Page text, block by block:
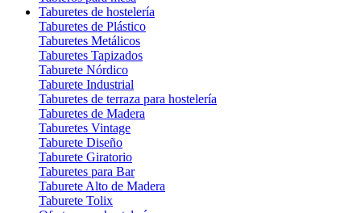
Taburetes de hostelería
Taburetes de Plástico
Taburetes Metálicos
Taburetes Tapizados
Taburete Nórdico
Taburete Industrial
Taburetes de terraza para hostelería
Taburetes de Madera
Taburetes Vintage
Taburete Diseño
Taburete Giratorio
Taburetes para Bar
Taburete Alto de Madera
Taburete Tolix